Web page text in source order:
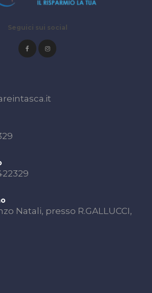
Seguici sui social
Natali, presso R.GALLUCCI,